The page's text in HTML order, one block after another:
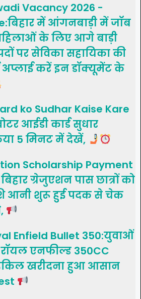
Vacancy 2026 -
में आंगनबाड़ी में जॉब
के लिए आगे बाड़ी
पर सेविका सहायिका की
अप्लाई करें इन डॉक्यूमेंट के
ko Sudhar Kaise Kare
आईडी कार्ड सुधार
5 मिनट में देखें,
Scholarship Payment
बिहार ग्रेजुएशन पास छात्रों को
आनी शुरू हुई पदक से चेक
Enfield Bullet 350:युवाओं
एनफील्ड 350CC
खरीदना हुआ आसान